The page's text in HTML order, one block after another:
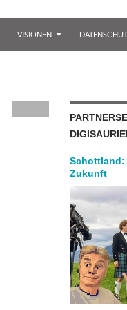
VISIONEN
Schottland:
Zukunft